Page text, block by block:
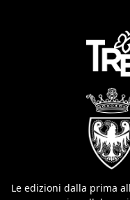
Le edizioni dalla prima